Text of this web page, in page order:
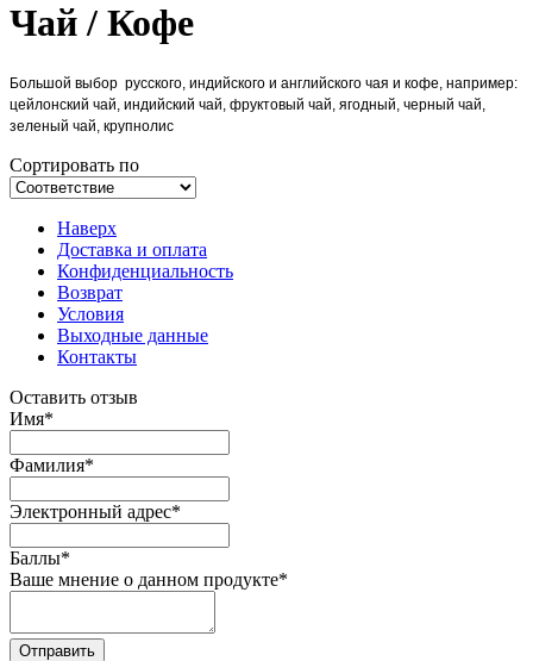
Чай / Кофе
Большой выбор русского, индийского и английского чая и кофе, например:
цейлонский чай, индийский чай, фруктовый чай, ягодный, черный чай,
зеленый чай, крупнолис
Сортировать по
Наверх
Доставка и оплата
Конфиденциальность
Возврат
Условия
Выходные данные
Контакты
Оставить отзыв
Имя*
Фамилия*
Электронный адрес*
Баллы*
Ваше мнение о данном продукте*
Отправить